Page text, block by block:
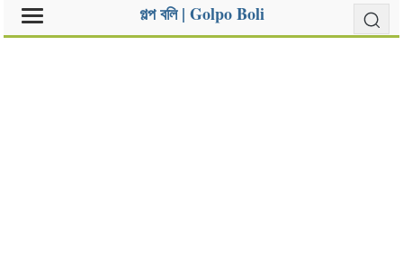
গল্প বলি | Golpo Boli